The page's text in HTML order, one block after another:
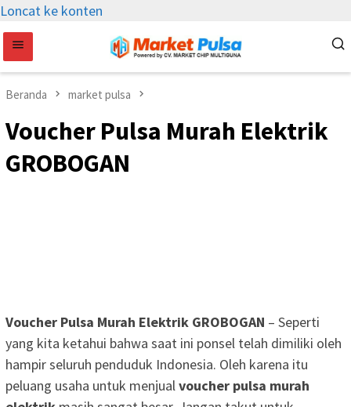
Loncat ke konten
Beranda market pulsa
Voucher Pulsa Murah Elektrik
GROBOGAN
Voucher Pulsa Murah Elektrik GROBOGAN – Seperti
yang kita ketahui bahwa saat ini ponsel telah dimiliki oleh
hampir seluruh penduduk Indonesia. Oleh karena itu
peluang usaha untuk menjualvoucher pulsa murah